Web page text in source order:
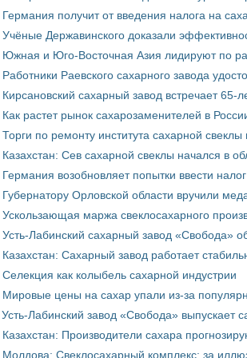
Германия получит от введения налога на
Учёные Державинского доказали
Южная и Юго-Восточная Азия лидируют по
Работники Раевского сахарного завода
Кирсановский сахарный завод встречает 65-
Как растет рынок сахарозаменителей в
Торги по ремонту института сахарной
Казахстан: Сев сахарной свеклы начался в
Германия возобновляет попытки ввести
Губернатору Орловской области вручили
Ускользающая маржа свеклосахарного
Усть-Лабинский сахарный завод «Свобода»
Казахстан: Сахарный завод работает
Селекция как колыбель сахарной индустрии
Мировые цены на сахар упали из-за
Усть-Лабинский завод «Свобода» выпускает
Казахстан: Производители сахара
Молдова: Свеклосахарный комплекс: за